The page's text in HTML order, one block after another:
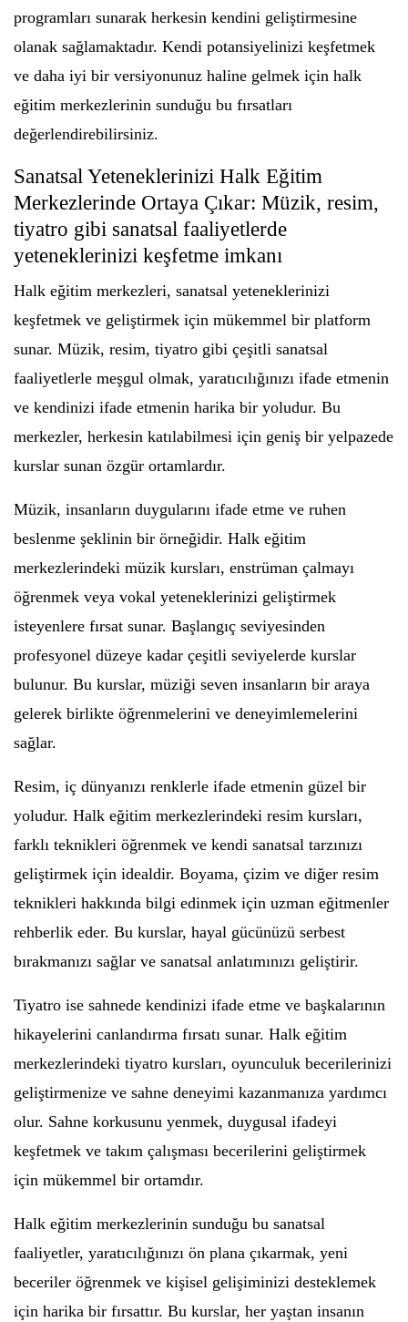
programları sunarak herkesin kendini geliştirmesine
olanak sağlamaktadır. Kendi potansiyelinizi keşfetmek
ve daha iyi bir versiyonunuz haline gelmek için halk
eğitim merkezlerinin sunduğu bu fırsatları
değerlendirebilirsiniz.
Sanatsal Yeteneklerinizi Halk Eğitim
Merkezlerinde Ortaya Çıkar: Müzik, resim,
tiyatro gibi sanatsal faaliyetlerde
yeteneklerinizi keşfetme imkanı
Halk eğitim merkezleri, sanatsal yeteneklerinizi
keşfetmek ve geliştirmek için mükemmel bir platform
sunar. Müzik, resim, tiyatro gibi çeşitli sanatsal
faaliyetlerle meşgul olmak, yaratıcılığınızı ifade etmenin
ve kendinizi ifade etmenin harika bir yoludur. Bu
merkezler, herkesin katılabilmesi için geniş bir yelpazede
kurslar sunan özgür ortamlardır.
Müzik, insanların duygularını ifade etme ve ruhen
beslenme şeklinin bir örneğidir. Halk eğitim
merkezlerindeki müzik kursları, enstrüman çalmayı
öğrenmek veya vokal yeteneklerinizi geliştirmek
isteyenlere fırsat sunar. Başlangıç seviyesinden
profesyonel düzeye kadar çeşitli seviyelerde kurslar
bulunur. Bu kurslar, müziği seven insanların bir araya
gelerek birlikte öğrenmelerini ve deneyimlemelerini
sağlar.
Resim, iç dünyanızı renklerle ifade etmenin güzel bir
yoludur. Halk eğitim merkezlerindeki resim kursları,
farklı teknikleri öğrenmek ve kendi sanatsal tarzınızı
geliştirmek için idealdir. Boyama, çizim ve diğer resim
teknikleri hakkında bilgi edinmek için uzman eğitmenler
rehberlik eder. Bu kurslar, hayal gücünüzü serbest
bırakmanızı sağlar ve sanatsal anlatımınızı geliştirir.
Tiyatro ise sahnede kendinizi ifade etme ve başkalarının
hikayelerini canlandırma fırsatı sunar. Halk eğitim
merkezlerindeki tiyatro kursları, oyunculuk becerilerinizi
geliştirmenize ve sahne deneyimi kazanmanıza yardımcı
olur. Sahne korkusunu yenmek, duygusal ifadeyi
keşfetmek ve takım çalışması becerilerini geliştirmek
için mükemmel bir ortamdır.
Halk eğitim merkezlerinin sunduğu bu sanatsal
faaliyetler, yaratıcılığınızı ön plana çıkarmak, yeni
beceriler öğrenmek ve kişisel gelişiminizi desteklemek
için harika bir fırsattır. Bu kurslar, her yaştan insanın